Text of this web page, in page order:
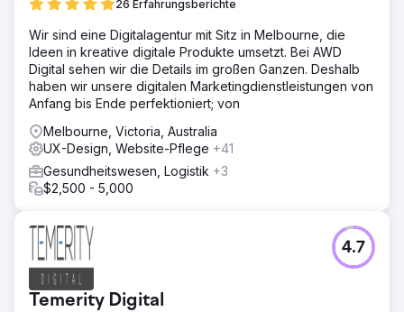
Wir haben eine komplette SEO-Überarbeitung
durchgeführt, Generative Engine Optimization (GEO) für
die KI-Suche hinzugefügt, Inhalte mit hoher Autorität und
Käuferabsicht veröffentlicht und Core Web Vitals
optimiert, um Leistungs- und UX-Benchmarks zu erreichen
und sowohl Rankings als auch Conversions zu
verbessern.
Ergebnis
Der organische Traffic stieg um 312 %, das
im Vergleich zum Vorjahr um das 2,7-Fache. Die
verbesserte SEO und der Content der Website
positionierten die Marke als Branchenführer und sorgten
für nachhaltiges, langfristiges Wachstum.
26 Erfahrungsberichte
Wir sind eine Digitalagentur mit Sitz in Melbourne, die
Ideen in kreative digitale Produkte umsetzt. Bei AWD
Digital sehen wir die Details im großen Ganzen. Deshalb
haben wir unsere digitalen Marketingdienstleistungen von
Anfang bis Ende perfektioniert; von
Melbourne, Victoria, Australia
UX-Design, Website-Pflege +41
Gesundheitswesen, Logistik +3
$2,500 - 5,000
Temerity Digital
4.7